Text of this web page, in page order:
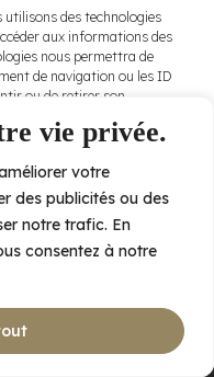
vie privée.
votre
des publicités ou des
notre trafic. En
consentez à notre
utilisons des technologies
aux informations des
nous permettra de
de navigation ou les ID
ou de retirer son